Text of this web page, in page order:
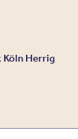
Köln Herrig